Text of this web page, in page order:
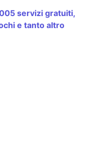
servizi gratuiti,
e tanto altro